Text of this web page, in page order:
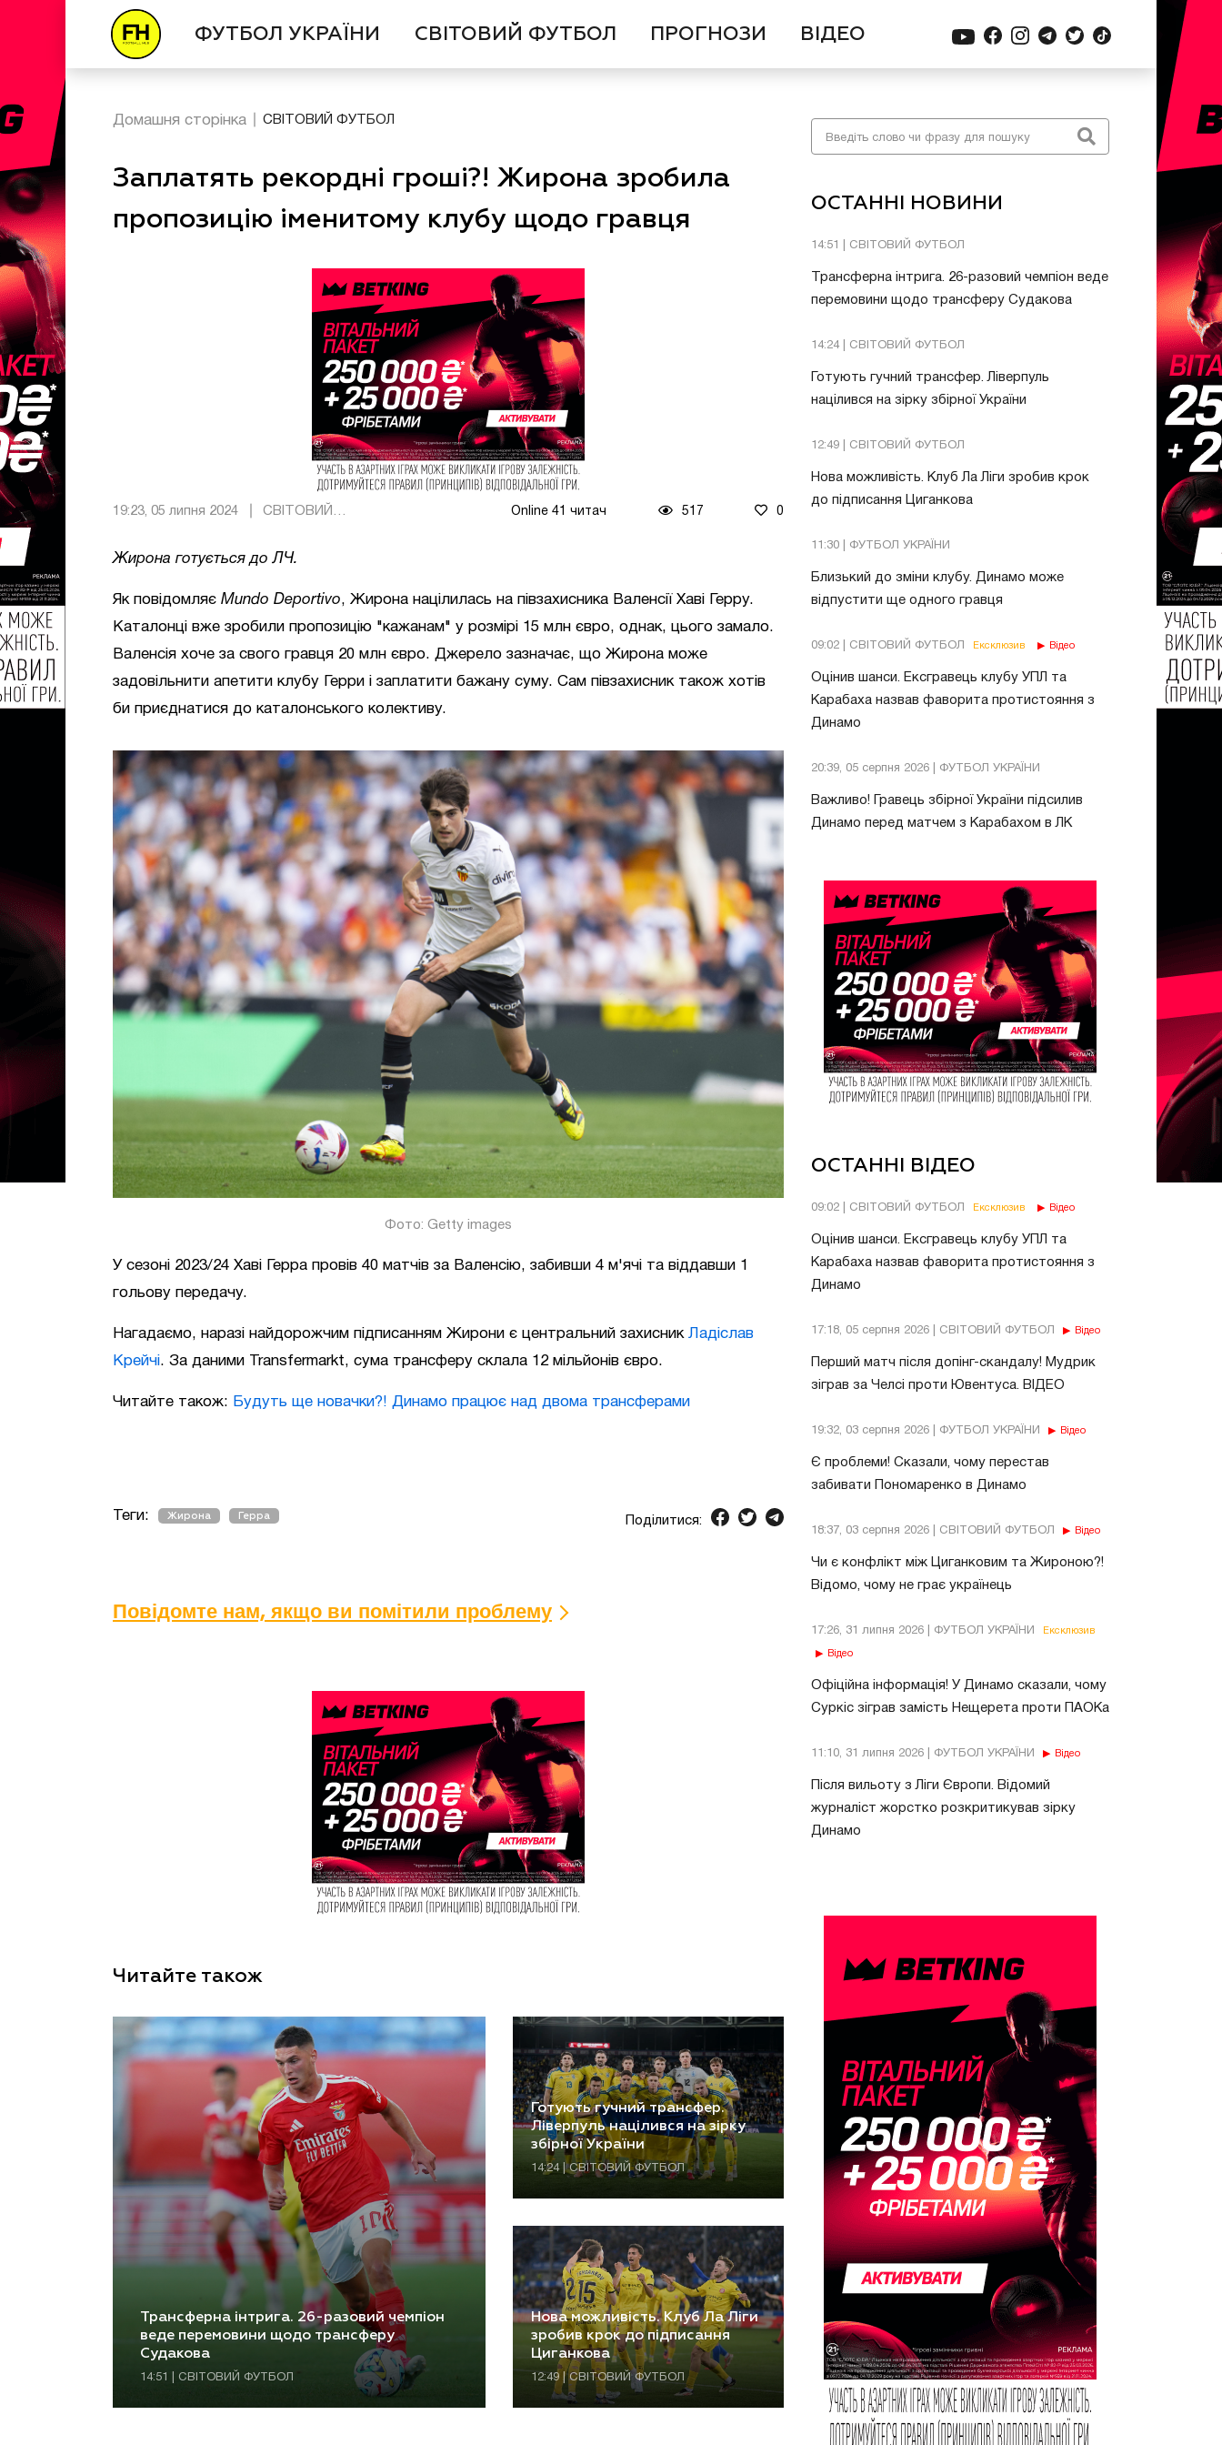
ФУТБОЛ УКРАЇНИ СВІТОВИЙ ФУТБОЛ ПРОГНОЗИ ВІДЕО
ОСТАННІ НОВИНИ
14:51 | СВІТОВИЙ ФУТБОЛ
Трансферна інтрига. 26-разовий чемпіон веде
перемовини щодо трансферу Судакова
14:24 | СВІТОВИЙ ФУТБОЛ
Готують гучний трансфер. Ліверпуль
націлився на зірку збірної України
12:49 | СВІТОВИЙ ФУТБОЛ
Нова можливість. Клуб Ла Ліги зробив крок
до підписання Циганкова
11:30 | ФУТБОЛ УКРАЇНИ
Близький до зміни клубу. Динамо може
відпустити ще одного гравця
09:02 | СВІТОВИЙ ФУТБОЛ Ексклюзив Відео
Оцінив шанси. Ексгравець клубу УПЛ та
Карабаха назвав фаворита протистояння з
Динамо
20:39, 05 серпня 2026 | ФУТБОЛ УКРАЇНИ
Важливо! Гравець збірної України підсилив
Динамо перед матчем з Карабахом в ЛК
ОСТАННІ ВІДЕО
09:02 | СВІТОВИЙ ФУТБОЛ Ексклюзив Відео
Оцінив шанси. Ексгравець клубу УПЛ та
Карабаха назвав фаворита протистояння з
Динамо
17:18, 05 серпня 2026 | СВІТОВИЙ ФУТБОЛ Відео
Перший матч після допінг-скандалу! Мудрик
зіграв за Челсі проти Ювентуса. ВІДЕО
19:32, 03 серпня 2026 | ФУТБОЛ УКРАЇНИ Відео
Є проблеми! Сказали, чому перестав
забивати Пономаренко в Динамо
18:37, 03 серпня 2026 | СВІТОВИЙ ФУТБОЛ Відео
Чи є конфлікт між Циганковим та Жироною?!
Відомо, чому не грає українець
17:26, 31 липня 2026 | ФУТБОЛ УКРАЇНИ Ексклюзив
Відео
Офіційна інформація! У Динамо сказали, чому
Суркіс зіграв замість Нещерета проти ПАОКа
11:10, 31 липня 2026 | ФУТБОЛ УКРАЇНИ Відео
Після вильоту з Ліги Європи. Відомий
журналіст жорстко розкритикував зірку
Динамо
Домашня сторінка СВІТОВИЙ ФУТБОЛ
Заплатять рекордні гроші?! Жирона зробила
пропозицію іменитому клубу щодо гравця
19:23, 05 липня 2024 Online 41 читач 517 0
Жирона готується до ЛЧ.
Як повідомляє Mundo Deportivo, Жирона націлилась на півзахисника Валенсії Хаві Герру.
Каталонці вже зробили пропозицію "кажанам" у розмірі 15 млн євро, однак, цього замало.
Валенсія хоче за свого гравця 20 млн євро. Джерело зазначає, що Жирона може
задовільнити апетити клубу Герри і заплатити бажану суму. Сам півзахисник також хотів
би приєднатися до каталонського колективу.
Фото: Getty images
У сезоні 2023/24 Хаві Герра провів 40 матчів за Валенсію, забивши 4 м'ячі та віддавши 1
гольову передачу.
Нагадаємо, наразі найдорожчим підписанням Жирони є центральний захисник Ладіслав
Крейчі. За даними Transfermarkt, сума трансферу склала 12 мільйонів євро.
Читайте також: Будуть ще новачки?! Динамо працює над двома трансферами
Теги: Жирона Герра Поділитися:
Повідомте нам, якщо ви помітили проблему
Читайте також
Трансферна інтрига. 26-разовий чемпіон
веде перемовини щодо трансферу
Судакова
14:51 | СВІТОВИЙ ФУТБОЛ
Готують гучний трансфер.
Ліверпуль націлився на зірку
збірної України
14:24 | СВІТОВИЙ ФУТБОЛ
Нова можливість. Клуб Ла Ліги
зробив крок до підписання
Циганкова
12:49 | СВІТОВИЙ ФУТБОЛ